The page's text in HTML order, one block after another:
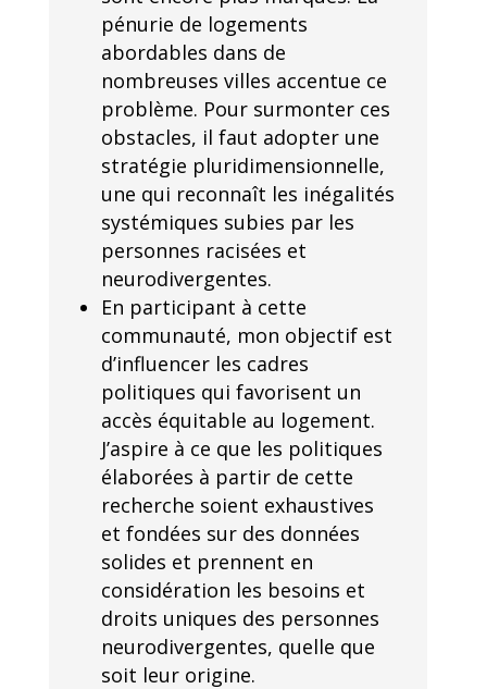
pénurie de logements
abordables dans de
nombreuses villes accentue ce
problème. Pour surmonter ces
obstacles, il faut adopter une
stratégie pluridimensionnelle,
une qui reconnaît les inégalités
systémiques subies par les
personnes racisées et
neurodivergentes.
En participant à cette
communauté, mon objectif est
d’influencer les cadres
politiques qui favorisent un
accès équitable au logement.
J’aspire à ce que les politiques
élaborées à partir de cette
recherche soient exhaustives
et fondées sur des données
solides et prennent en
considération les besoins et
droits uniques des personnes
neurodivergentes, quelle que
soit leur origine.